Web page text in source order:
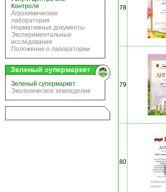
Контроля
Агрохимическая
лаборатория
Нормативные документы
Экспериментальные
исследования
Положение о лаборатории
Зеленый супермаркет
Зеленый супермаркет
Экологическое земледелие
78
79
80